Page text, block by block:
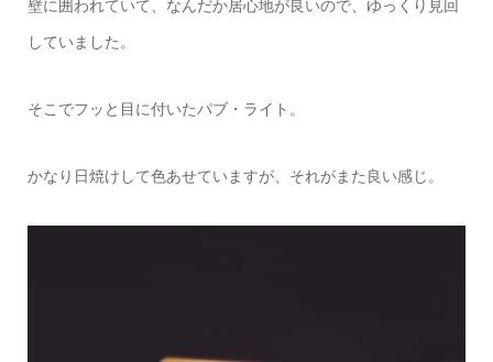
壁に囲われていて、なんだか居心地が良いので、ゆっくり見回
していました。
そこでフッと目に付いたパブ・ライト。
かなり日焼けして色あせていますが、それがまた良い感じ。